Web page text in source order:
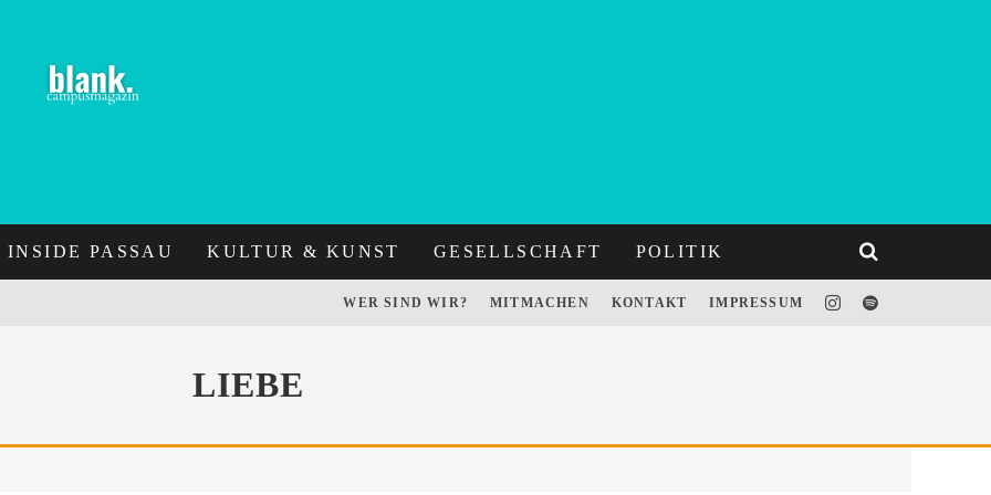
INSIDE PASSAU KULTUR & KUNST GESELLSCHAFT POLITIK
WER SIND WIR? MITMACHEN KONTAKT IMPRESSUM
LIEBE